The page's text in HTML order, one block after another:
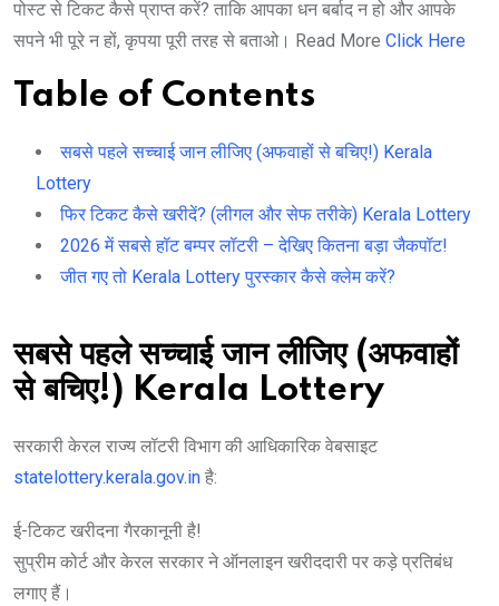
पोस्ट से टिकट कैसे प्राप्त करें? ताकि आपका धन बर्बाद न हो और आपके
सपने भी पूरे न हों, कृपया पूरी तरह से बताओ। Read More Click Here
Table of Contents
सबसे पहले सच्चाई जान लीजिए (अफवाहों से बचिए!) Kerala
Lottery
फिर टिकट कैसे खरीदें? (लीगल और सेफ तरीके) Kerala Lottery
2026 में सबसे हॉट बम्पर लॉटरी – देखिए कितना बड़ा जैकपॉट!
जीत गए तो Kerala Lottery पुरस्कार कैसे क्लेम करें?
सबसे पहले सच्चाई जान लीजिए (अफवाहों
से बचिए!) Kerala Lottery
सरकारी केरल राज्य लॉटरी विभाग की आधिकारिक वेबसाइट
statelottery.kerala.gov.in है:
ई-टिकट खरीदना गैरकानूनी है!
सुप्रीम कोर्ट और केरल सरकार ने ऑनलाइन खरीददारी पर कड़े प्रतिबंध
लगाए हैं।